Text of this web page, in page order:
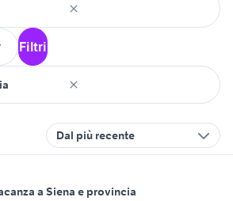
Filtri
Dal più recente
a Siena e provincia